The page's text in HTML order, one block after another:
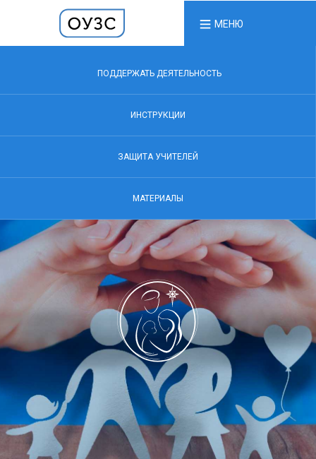
МЕНЮ
ПОДДЕРЖАТЬ ДЕЯТЕЛЬНОСТЬ
ИНСТРУКЦИИ
ЗАЩИТА УЧИТЕЛЕЙ
МАТЕРИАЛЫ